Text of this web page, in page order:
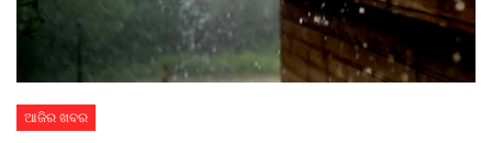
ଆଜିର ଖବର